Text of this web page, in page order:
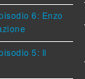
6: Enzo
5: Il